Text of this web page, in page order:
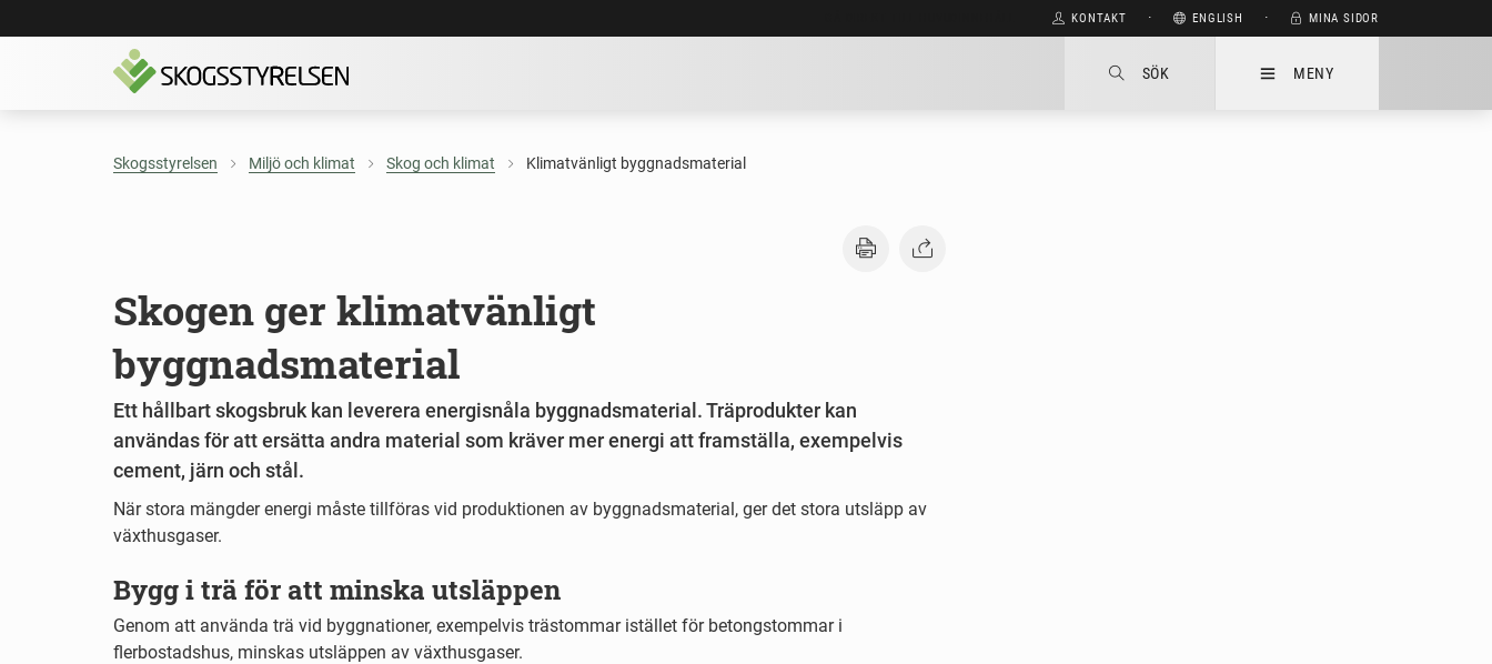
KONTAKT ⋅ ENGLISH ⋅ MINA SIDOR
SÖK MENY
Skogsstyrelsen Miljö och klimat Skog och klimat Klimatvänligt byggnadsmaterial
Skogen ger klimatvänligt
byggnadsmaterial
Ett hållbart skogsbruk kan leverera energisnåla byggnadsmaterial. Träprodukter kan
användas för att ersätta andra material som kräver mer energi att framställa, exempelvis
cement, järn och stål.
När stora mängder energi måste tillföras vid produktionen av byggnadsmaterial, ger det stora utsläpp av
växthusgaser.
Bygg i trä för att minska utsläppen
Genom att använda trä vid byggnationer, exempelvis trästommar istället för betongstommar i
flerbostadshus, minskas utsläppen av växthusgaser.